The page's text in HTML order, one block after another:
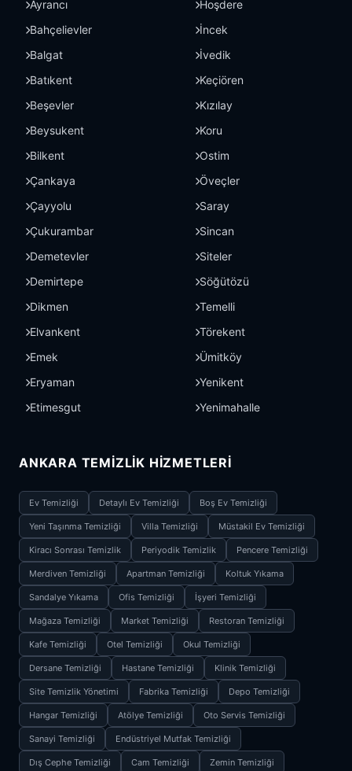
Ayrancı
Bahçelievler
Balgat
Batıkent
Beşevler
Beysukent
Bilkent
Çankaya
Çayyolu
Çukurambar
Demetevler
Demirtepe
Dikmen
Elvankent
Emek
Eryaman
Etimesgut
Hoşdere
İncek
İvedik
Keçiören
Kızılay
Koru
Ostim
Öveçler
Saray
Sincan
Siteler
Söğütözü
Temelli
Törekent
Ümitköy
Yenikent
Yenimahalle
ANKARA TEMIZLIK HIZMETLERI
Ev Temizliği Detaylı Ev Temizliği Boş Ev Temizliği
Yeni Taşınma Temizliği Villa Temizliği Müstakil Ev Temizliği
Kiracı Sonrası Temizlik Periyodik Temizlik Pencere Temizliği
Merdiven Temizliği Apartman Temizliği Koltuk Yıkama
Sandalye Yıkama Ofis Temizliği İşyeri Temizliği
Mağaza Temizliği Market Temizliği Restoran Temizliği
Kafe Temizliği Otel Temizliği Okul Temizliği
Dersane Temizliği Hastane Temizliği Klinik Temizliği
Site Temizlik Yönetimi Fabrika Temizliği Depo Temizliği
Hangar Temizliği Atölye Temizliği Oto Servis Temizliği
Sanayi Temizliği Endüstriyel Mutfak Temizliği
Dış Cephe Temizliği Cam Temizliği Zemin Temizliği